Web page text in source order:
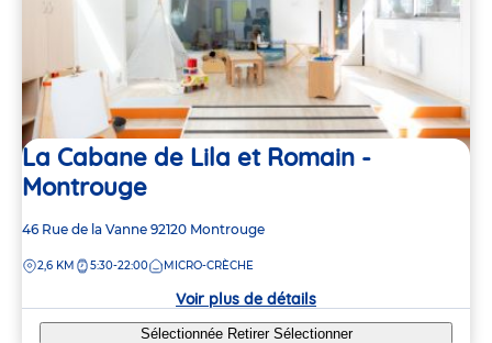
La Cabane de Lila et Romain -
Montrouge
Adresse
la
46 Rue de la Vanne 92120 Montrouge
DISTANCE
2,6 KM 5:30-22:00 MICRO-CRÈCHE
Voir plus de détails
Sélectionnée Retirer Sélectionner